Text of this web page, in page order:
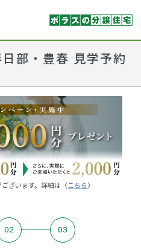
部・豊春 見学予約
ざいます。詳細は〈こちら〉
02 03